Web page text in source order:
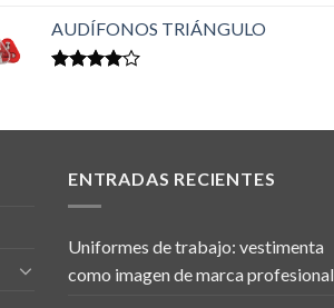
de 5
AUDÍFONOS TRIÁNGULO
ENTRADAS RECIENTES
Uniformes de trabajo: vestimenta
como imagen de marca profesional